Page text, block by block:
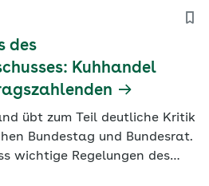
des
Kuhhandel
übt zum Teil deutliche Kritik
Bundestag und Bundesrat.
wichtige Regelungen des